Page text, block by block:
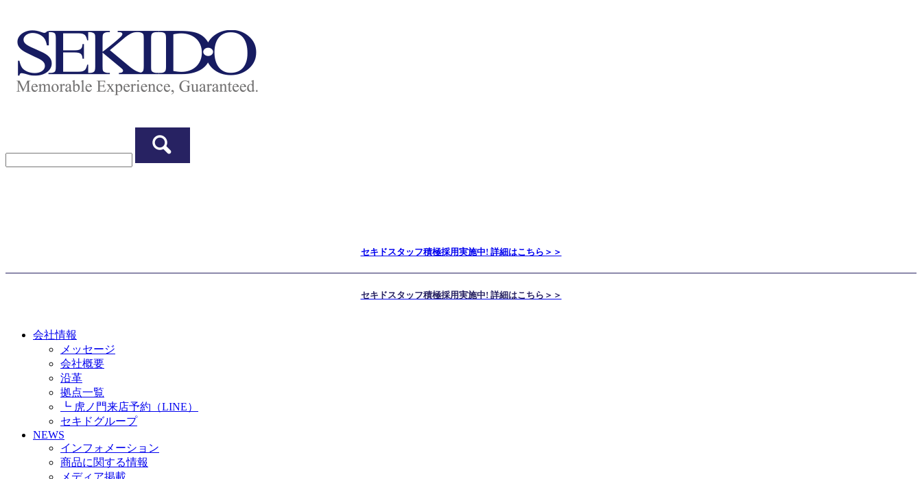
セキドスタッフ積極採用実施中! 詳細はこちら＞＞
セキドスタッフ積極採用実施中! 詳細はこちら＞＞
会社情報
メッセージ
会社概要
沿革
拠点一覧
┗ 虎ノ門来店予約（LINE）
セキドグループ
NEWS
インフォメーション
商品に関する情報
メディア掲載